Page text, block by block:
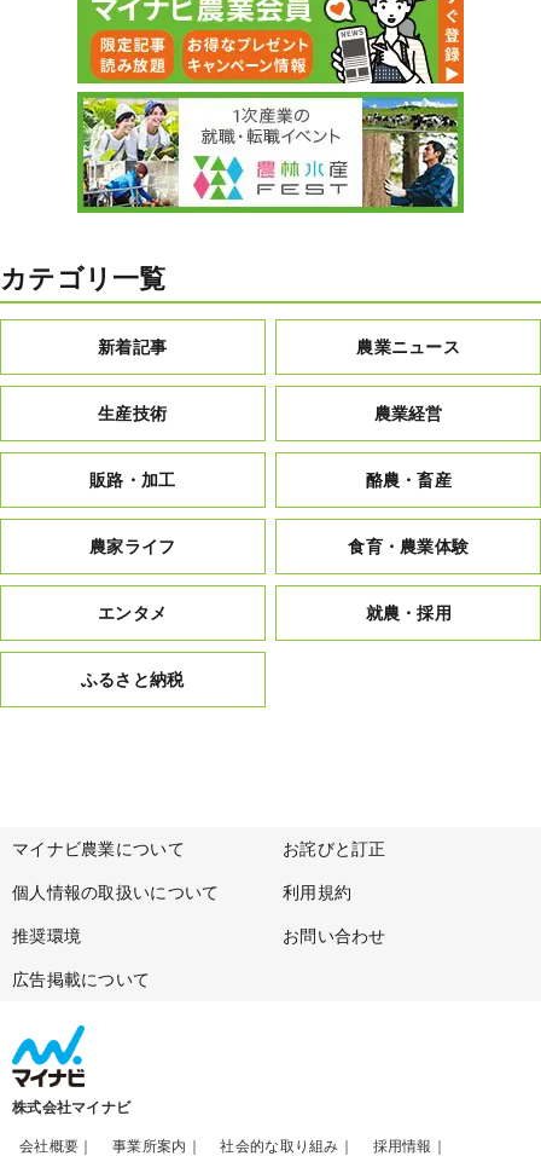
カテゴリ一覧
新着記事 農業ニュース
生産技術 農業経営
販路・加工 酪農・畜産
農家ライフ 食育・農業体験
エンタメ 就農・採用
ふるさと納税
マイナビ農業について お詫びと訂正
個人情報の取扱いについて 利用規約
推奨環境 お問い合わせ
広告掲載について
株式会社マイナビ
会社概要 事業所案内 社会的な取り組み 採用情報